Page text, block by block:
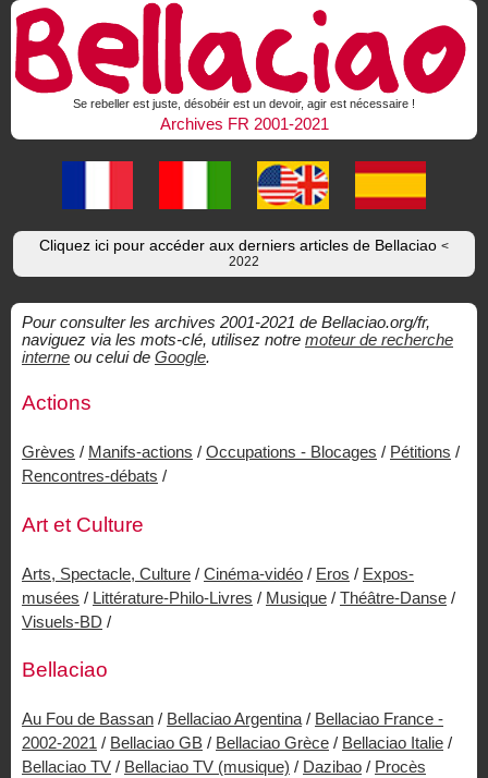
Se rebeller est juste, désobéir est un devoir, agir est nécessaire !
Archives FR 2001-2021
Cliquez ici pour accéder aux derniers articles de Bellaciao <
2022
Pour consulter les archives 2001-2021 de Bellaciao.org/fr,
naviguez via les mots-clé, utilisez notre moteur de recherche
interne ou celui de Google.
Actions
Grèves / Manifs-actions / Occupations - Blocages / Pétitions /
Rencontres-débats /
Art et Culture
Arts, Spectacle, Culture / Cinéma-vidéo / Eros / Expos-
musées / Littérature-Philo-Livres / Musique / Théâtre-Danse /
Visuels-BD /
Bellaciao
Au Fou de Bassan / Bellaciao Argentina / Bellaciao France -
2002-2021 / Bellaciao GB / Bellaciao Grèce / Bellaciao Italie /
Bellaciao TV / Bellaciao TV (musique) / Dazibao / Procès